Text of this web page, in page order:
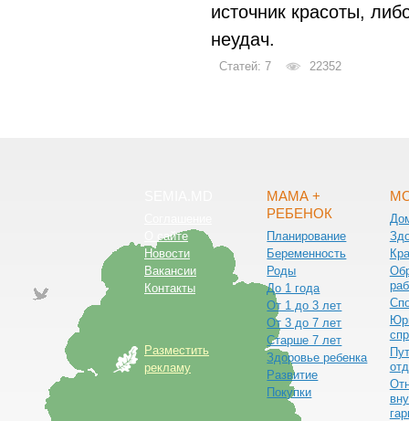
источник красоты,
неудач.
Статей: 7 22352
О сайте
Новости
Вакансии
Контакты
Разместить
рекламу
МАМА +
РЕБЕНОК
Планирование
Беременность
Роды
До 1 года
От 1 до 3 лет
От 3 до 7 лет
Старше 7 лет
Здоровье ребенка
Развитие
Покупки